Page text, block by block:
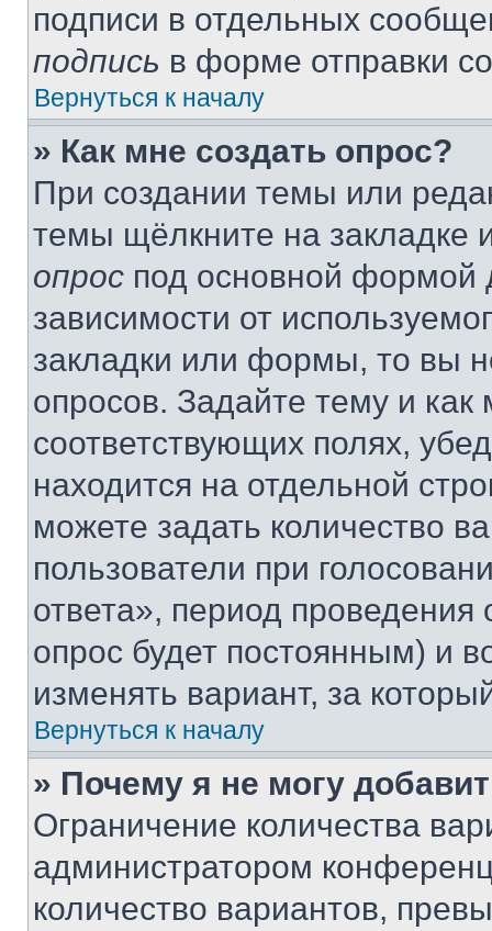
подписи в отдельных
подпись в форме отправки
Вернуться к началу
» Как мне создать опрос?
При создании темы или
темы щёлкните на
опрос под основной формой
зависимости от
закладки или формы, то вы
опросов. Задайте тему и
соответствующих полях,
находится на отдельной
можете задать количество
пользователи при
ответа», период проведения
опрос будет постоянным) и
изменять вариант, за
Вернуться к началу
» Почему я не могу
Ограничение количества
администратором
количество вариантов,